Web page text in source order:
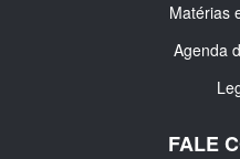
Matérias
Agenda
FALE